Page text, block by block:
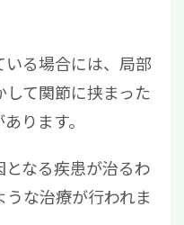
る場合には、局部
て関節に挟まった
ります。
なる疾患が治るわ
な治療が行われま